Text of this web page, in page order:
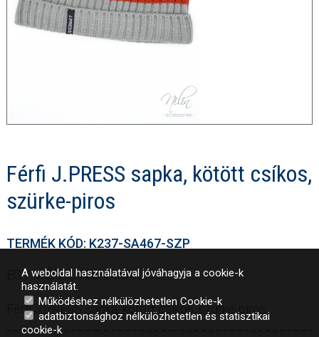
Férfi J.PRESS sapka, kötött csíkos,
szürke-piros
TERMÉK KÓD: K237-SA467-SZP
EGY MÉRET, 100%AKRIL
Férfi J.PRESS sapka, kötött csíkos, szürke-piros
A weboldal használatával jóváhagyja a cookie-k
használatát.
Működéshez nélkülözhetetlen Cookie-k
adatbiztonsághoz nélkülözhetetlen és statisztikai
cookie-k